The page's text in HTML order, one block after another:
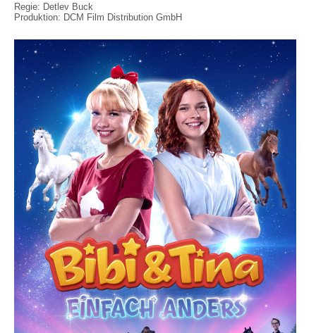
Regie: Detlev Buck
Produktion: DCM Film Distribution GmbH